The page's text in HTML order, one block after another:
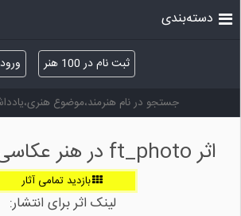
ثبت نام در 100 هنر ورود
دسته‌بندی
اثر ft_photo در هنر عکاسی : پرسپكتيو
بازدید تمامی آثار
لینک اثر برای انتشار: